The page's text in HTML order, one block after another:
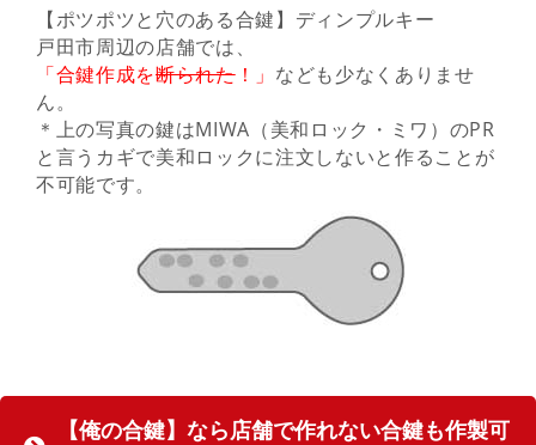
【ポツポツと穴のある合鍵】ディンプルキー
戸田市周辺の店舗では、
「合鍵作成を断られた！」 なども少なくありませ
ん。
＊上の写真の鍵はMIWA（美和ロック・ミワ）のPR
と言うカギで美和ロックに注文しないと作ることが
不可能です。
【俺の合鍵】なら店舗で作れない合鍵も作製可